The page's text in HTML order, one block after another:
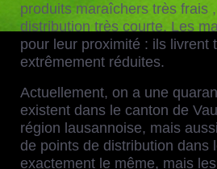
produits maraîchers très frais
distribution très courte. Les
pour leur proximité : ils livrent
extrêmement réduites.
Actuellement, on a une
existent dans le canton de
région lausannoise, mais
de points de distribution dans
exactement le même, mais